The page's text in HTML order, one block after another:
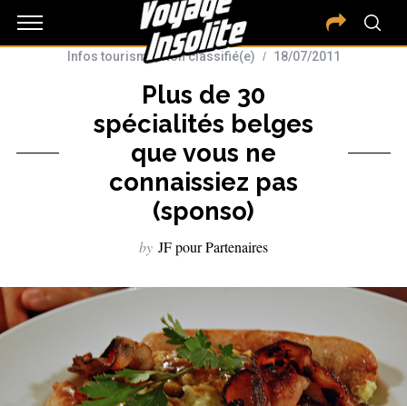
Infos tourisme,Non classifié(e) 18/07/2011
Plus de 30
spécialités belges
que vous ne
connaissiez pas
(sponso)
by JF pour Partenaires